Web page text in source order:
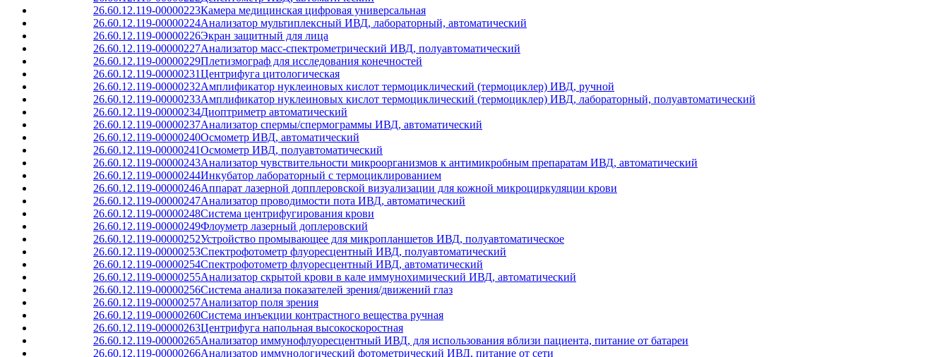
26.60.12.119-00000223Камера медицинская цифровая универсальная
26.60.12.119-00000224Анализатор мультиплексный ИВД, лабораторный, автоматический
26.60.12.119-00000226Экран защитный для лица
26.60.12.119-00000227Анализатор масс-спектрометрический ИВД, полуавтоматический
26.60.12.119-00000229Плетизмограф для исследования конечностей
26.60.12.119-00000231Центрифуга цитологическая
26.60.12.119-00000232Амплификатор нуклеиновых кислот термоциклический (термоциклер) ИВД, ручной
26.60.12.119-00000233Амплификатор нуклеиновых кислот термоциклический (термоциклер) ИВД, лабораторный, полуавтоматический
26.60.12.119-00000234Диоптриметр автоматический
26.60.12.119-00000237Анализатор спермы/спермограммы ИВД, автоматический
26.60.12.119-00000240Осмометр ИВД, автоматический
26.60.12.119-00000241Осмометр ИВД, полуавтоматический
26.60.12.119-00000243Анализатор чувствительности микроорганизмов к антимикробным препаратам ИВД, автоматический
26.60.12.119-00000244Инкубатор лабораторный с термоциклированием
26.60.12.119-00000246Аппарат лазерной допплеровской визуализации для кожной микроциркуляции крови
26.60.12.119-00000247Анализатор проводимости пота ИВД, автоматический
26.60.12.119-00000248Система центрифугирования крови
26.60.12.119-00000249Флоуметр лазерный доплеровский
26.60.12.119-00000252Устройство промывающее для микропланшетов ИВД, полуавтоматическое
26.60.12.119-00000253Спектрофотометр флуоресцентный ИВД, полуавтоматический
26.60.12.119-00000254Спектрофотометр флуоресцентный ИВД, автоматический
26.60.12.119-00000255Анализатор скрытой крови в кале иммунохимический ИВД, автоматический
26.60.12.119-00000256Система анализа показателей зрения/движений глаз
26.60.12.119-00000257Анализатор поля зрения
26.60.12.119-00000260Система инъекции контрастного вещества ручная
26.60.12.119-00000263Центрифуга напольная высокоскоростная
26.60.12.119-00000265Анализатор иммунофлуоресцентный ИВД, для использования вблизи пациента, питание от батареи
26.60.12.119-00000266Анализатор иммунологический фотометрический ИВД, питание от сети